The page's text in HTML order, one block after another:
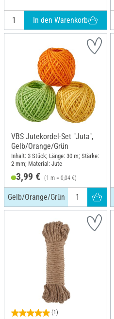
In den Warenkorb
VBS Jutekordel-Set "Juta",
Gelb/Orange/Grün
Inhalt: 3 Stück; Länge: 30 m; Stärke:
2 mm; Material: Jute
3,99 € (1 m = 0,04 €)
Gelb/Orange/Grün
(1)